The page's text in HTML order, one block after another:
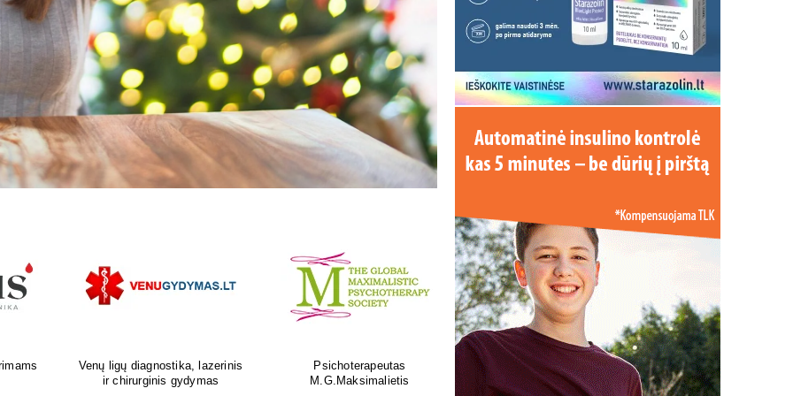
Ortopedijos priemonių gamyba ir
individualus pritaikymas
Atliksime tikslų, bet kokį DNR
tyrimą visoje Lietuvoje
Patrauklesnė vieta tyrimams
atlikti!